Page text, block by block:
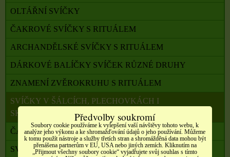
OLTÁŘNÍ SVÍČKY
ČAKROVÉ SVÍČKY S RITUÁLEM
ARCHANDĚLSKÉ SVÍČKY S RITUÁLEM
DÁRKOVÉ BALÍČKY SVÍČEK RŮZNÉ DRUHY
ZNAMENÍ ZVĚROKRUHU S RITUÁLEM
SVÍČKY V ŠÁLCÍCH, PLECHOVKÁCH I
SKLENIČKÁCH
ČAJOVÉ SVÍČKY
SVÍČKY S RŮZNÝMI MOTIVY
Předvolby soukromí
Soubory cookie používáme k vylepšení vaší návštěvy tohoto webu, k
analýze jeho výkonu a ke shromažďování údajů o jeho používání. Můžeme
k tomu použít nástroje a služby třetích stran a shromážděná data mohou být
přenášena partnerům v EU, USA nebo jiných zemích. Kliknutím na
„Přijmout všechny soubory cookie“ vyjadřujete svůj souhlas s tímto